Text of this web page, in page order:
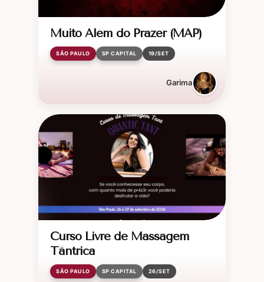
Muito Além do Prazer (MAP)
SÃO PAULO SP CAPITAL 19/SET
Garima
Curso Livre de Massagem
Tântrica
SÃO PAULO SP CAPITAL 26/SET